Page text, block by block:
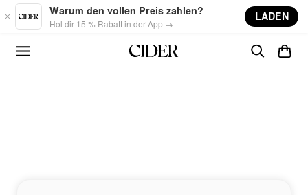
Skip to main content
Warum den vollen Preis zahlen?
Hol dir 15 % Rabatt in der App →
LADEN